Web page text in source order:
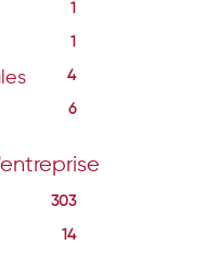
1
1
4
6
303
14